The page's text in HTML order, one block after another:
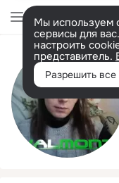
Мы используем
сервисы для
настроить
представитель.
Разрешить все